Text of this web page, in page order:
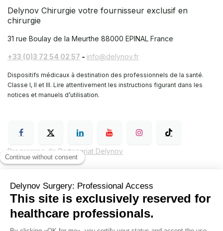
Delynov Chirurgie votre fournisseur exclusif en
chirurgie
31 rue Boulay de la Meurthe 88000 EPINAL France
+33 (0)3 72 54 02 57 - info@delynov.fr
Dispositifs médicaux à destination des professionnels de la santé.
Classe I, II et III. Lire attentivement les instructions figurant dans les
notices et manuels d’utilisation.
Programme de Partenariat Delynov
Conditions générales de vente (CGV)
Mentions légales
Politique de confidentialité de Delynov Chirurgie